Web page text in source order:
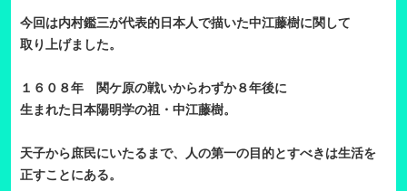
今回は内村鑑三が代表的日本人で描いた中江藤樹に関して
取り上げました。
１６０８年 関ケ原の戦いからわずか８年後に
生まれた日本陽明学の祖・中江藤樹。
天子から庶民にいたるまで、
人の第一の目的とすべきは生活を
正すことにある。